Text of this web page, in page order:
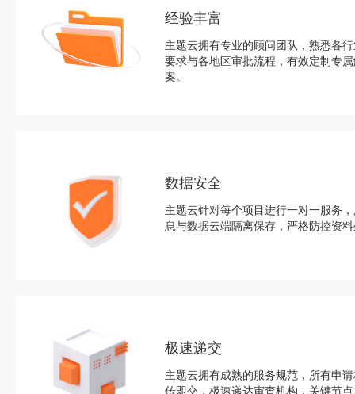
经验丰富
主题云拥有专业的顾问团队，熟悉各
要求与各地区审批流程，有效定制专
案。
数据安全
主题云针对每个项目进行一对一服务
息与数据云端隔离保存，严格防控资
极速递交
主题云拥有成熟的服务规范，所有申
传即交，极速递达审查机构，关键节